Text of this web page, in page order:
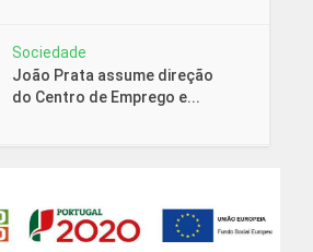
Sociedade
João Prata assume direção
do Centro de Emprego e...